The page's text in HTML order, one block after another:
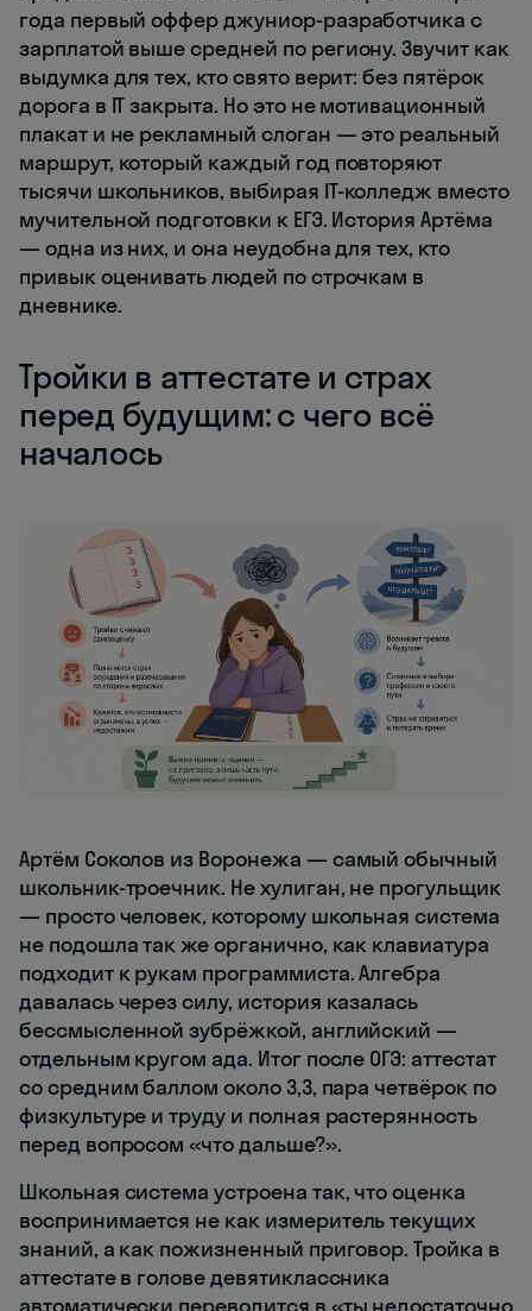
года первый оффер джуниор-разработчика с
зарплатой выше средней по региону. Звучит как
выдумка для тех, кто свято верит: без пятёрок
дорога в IT закрыта. Но это не мотивационный
плакат и не рекламный слоган — это реальный
маршрут, который каждый год повторяют
тысячи школьников, выбирая IT-колледж вместо
мучительной подготовки к ЕГЭ. История Артёма
— одна из них, и она неудобна для тех, кто
привык оценивать людей по строчкам в
дневнике.
Тройки в аттестате и страх
перед будущим: с чего всё
началось
Артём Соколов из Воронежа — самый обычный
школьник-троечник. Не хулиган, не прогульщик
— просто человек, которому школьная система
не подошла так же органично, как клавиатура
подходит к рукам программиста. Алгебра
давалась через силу, история казалась
бессмысленной зубрёжкой, английский —
отдельным кругом ада. Итог после ОГЭ: аттестат
со средним баллом около 3,3, пара четвёрок по
физкультуре и труду и полная растерянность
перед вопросом «что дальше?».
Школьная система устроена так, что оценка
воспринимается не как измеритель текущих
знаний, а как пожизненный приговор. Тройка в
аттестате в голове девятиклассника